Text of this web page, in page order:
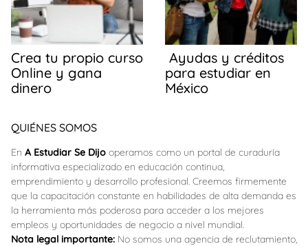
Crea tu propio curso
Online y gana
dinero
Ayudas y créditos
para estudiar en
México
QUIÉNES SOMOS
En A Estudiar Se Dijo operamos como un portal de curaduría
informativa especializado en educación continua,
emprendimiento y desarrollo profesional. Creemos firmemente
que la capacitación constante en habilidades de alta demanda es
la herramienta más poderosa para acceder a los mejores
empleos y oportunidades de negocio a nivel mundial.
Nota legal importante: No somos una agencia de reclutamiento,